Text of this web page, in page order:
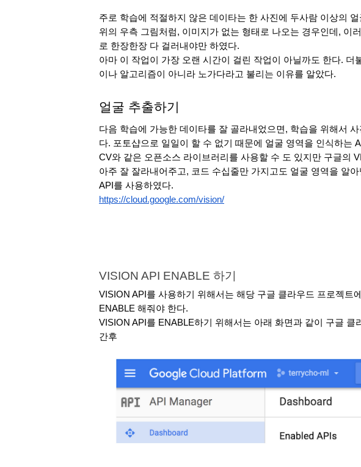
주로 학습에 적절하지 않은 데이타는 한 사진에 두사람 이상의
위의 우측 그림처럼, 이미지가 없는 형태로 나오는 경우인데, 이
로 한장한장 다 걸러내야만 하였다.
아마 이 작업이 가장 오랜 시간이 걸린 작업이 아닐까도 한다. 더
이나 알고리즘이 아니라 노가다라고 불리는 이유를 알았다.
얼굴 추출하기
다음 학습에 가능한 데이타를 잘 골라내었으면, 학습을 위해서
다. 포토샵으로 일일이 할 수 없기 때문에 얼굴 영역을 인식하는
CV와 같은 오픈소스 라이브러리를 사용할 수 도 있지만 구글의
아주 잘 잘라내어주고, 코드 수십줄만 가지고도 얼굴 영역을 알
API를 사용하였다.
https://cloud.google.com/vision/
VISION API ENABLE 하기
VISION API를 사용하기 위해서는 해당 구글 클라우드 프로젝트
ENABLE 해줘야 한다.
VISION API를 ENABLE하기 위해서는 아래 화면과 같이 구글 클
간후